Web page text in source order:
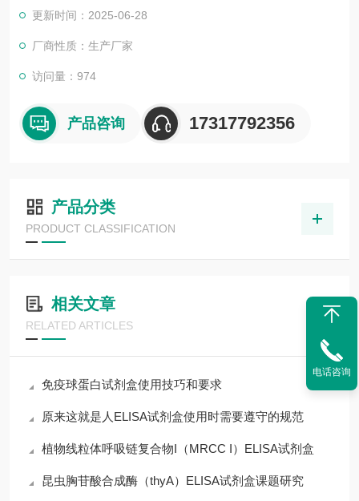
更新时间：2025-06-28
厂商性质：生产厂家
访问量：974
产品咨询 17317792356
产品分类
PRODUCT CLASSIFICATION
相关文章
RELATED ARTICLES
免疫球蛋白试剂盒使用技巧和要求
原来这就是人ELISA试剂盒使用时需要遵守的规范
植物线粒体呼吸链复合物I（MRCC I）ELISA试剂盒
昆虫胸苷酸合成酶（thyA）ELISA试剂盒课题研究
电话咨询